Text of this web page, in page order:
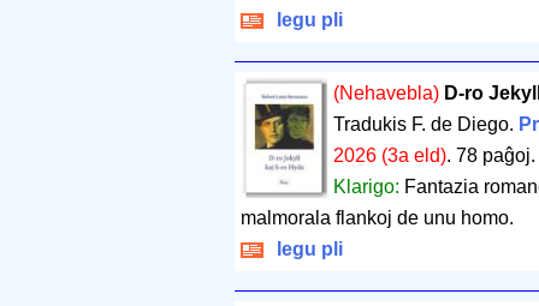
legu pli
(Nehavebla) D-ro
Tradukis F. de Diego.
2026 (3a eld). 78 paĝoj.
Klarigo: Fantazia
malmorala flankoj de unu homo.
legu pli